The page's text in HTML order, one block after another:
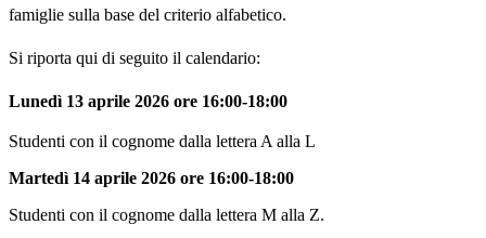
famiglie sulla base del criterio alfabetico.
Si riporta qui di seguito il calendario:
Lunedì 13 aprile 2026 ore 16:00-18:00
Studenti con il cognome dalla lettera A alla L
Martedì 14 aprile 2026 ore 16:00-18:00
Studenti con il cognome dalla lettera M alla Z.